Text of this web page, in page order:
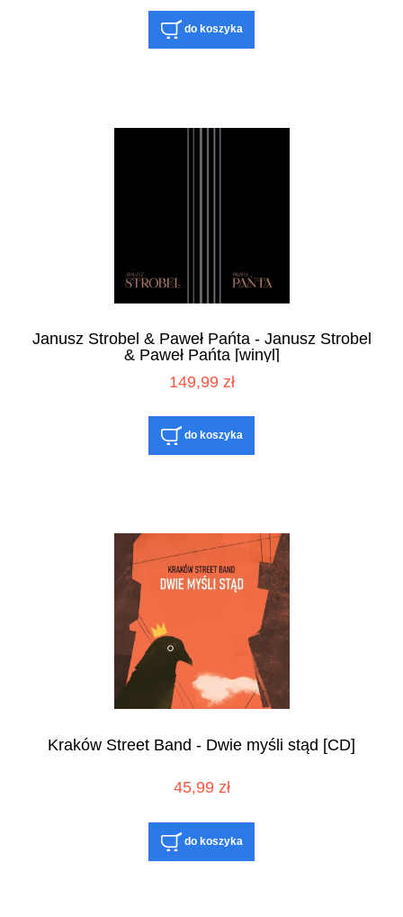
do koszyka
Janusz Strobel & Paweł Pańta - Janusz Strobel
& Paweł Pańta [winyl]
149,99 zł
do koszyka
Kraków Street Band - Dwie myśli stąd [CD]
45,99 zł
do koszyka